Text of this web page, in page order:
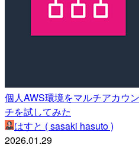
個人AWS環境をマルチアカウ
チを試してみた
はすと ( sasaki hasuto )
2026.01.29